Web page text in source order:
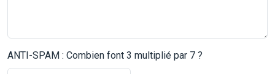
ANTI-SPAM : Combien font 3 multiplié par 7 ?